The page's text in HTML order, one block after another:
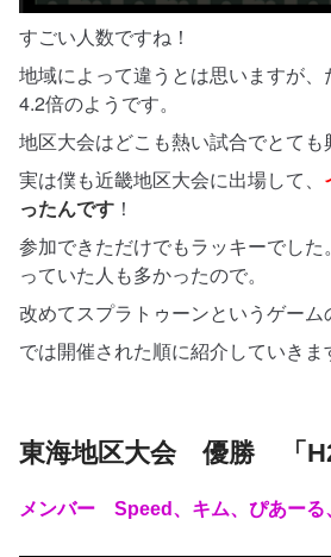
すごい人数ですね！
地域によって違うとは思いますが
4.2倍のようです。
地区大会はどこも熱い試合でとても
実は僕も近畿地区大会に出場して、
ったんです ！
参加できただけでもラッキーでし
っていた人も多かったので。
改めてスプラトゥーンというゲーム
では開催された順に紹介していきま
東海地区大会 優勝 「
メンバー Speed、キム、ぴあーる